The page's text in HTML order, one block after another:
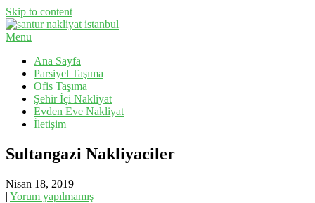
Skip to content
Santur Nakliyat
Menu
Ana Sayfa
Parsiyel Taşıma
Ofis Taşıma
Şehir İçi Nakliyat
Evden Eve Nakliyat
İletişim
Sultangazi Nakliyaciler
Nisan 18, 2019
| Yorum yapılmamış